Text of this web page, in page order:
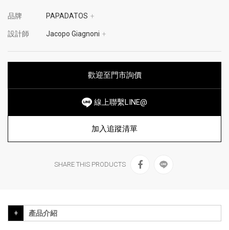
品牌 PAPADATOS +
設計師 Jacopo Giagnoni +
歡迎至門市詢價
線上聯繫LINE@
加入追蹤清單
SHARE THIS PRODUCTS
產品介紹